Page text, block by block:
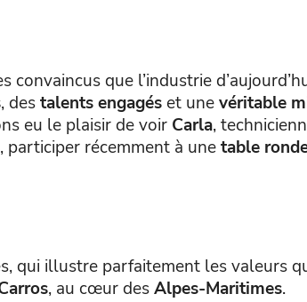
convaincus que l’industrie
, destalents engagéset unevéritable
eu le plaisir de voir Carla,
, participer récemment à unetable
qui illustre parfaitement les valeurs
, au cœur desAlpes-Maritimes.